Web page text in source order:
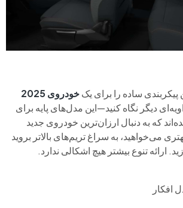
ساده را برای یکخودروی 2025
دیگر نگاه کنید—این مدل‌های پایه برای
که به دنبال ارزان‌ترین خودروی جدید
می‌خواهید، به سراغ تریم‌های بالاتر بروید
ارائه تنوع بیشتر هیچ اشکالی ندارد.
افکار